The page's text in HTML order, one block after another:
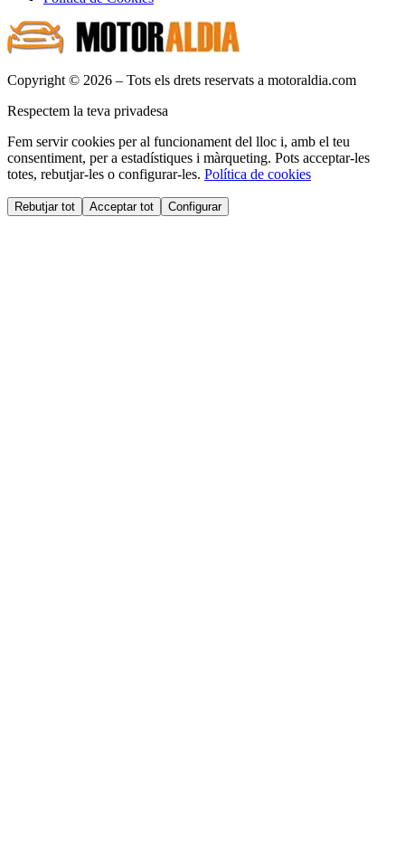
Copyright © 2026 – Tots els drets reservats a motoraldia.com
Respectem la teva privadesa
Fem servir cookies per al funcionament del lloc i, amb el teu
consentiment, per a estadístiques i màrqueting. Pots acceptar-les
totes, rebutjar-les o configurar-les. Política de cookies
Rebutjar tot Acceptar tot Configurar